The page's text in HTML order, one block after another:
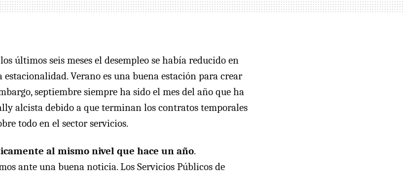
últimos seis meses el desempleo se había reducido en
Verano es una buena estación para crear
septiembre siempre ha sido el mes del año que ha
alcista debido a que terminan los contratos temporales
todo en el sector servicios.
al mismo nivel que hace un año.
ante una buena noticia. Los Servicios Públicos de